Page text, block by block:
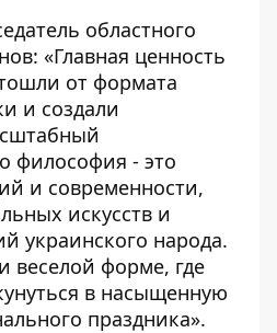
областного
«Главная ценность
от формата
и создали
философия - это
и современности,
искусств и
украинского народа.
веселой форме, где
в насыщенную
праздника».